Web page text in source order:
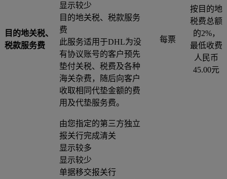
目的地关税、
税款服务费
显示较少
目的地关税、税款服务
费
此服务适用于DHL为没
有协议账号的客户预先
垫付关税、税费及各种
海关杂费，随后向客户
收取相同代垫金额的费
用及代垫服务费。
每票
按目的地
税费总额
的2%，
最低收费
人民币
45.00元
由您指定的第三方独立
报关行完成清关
显示较多
显示较少
单据移交报关行